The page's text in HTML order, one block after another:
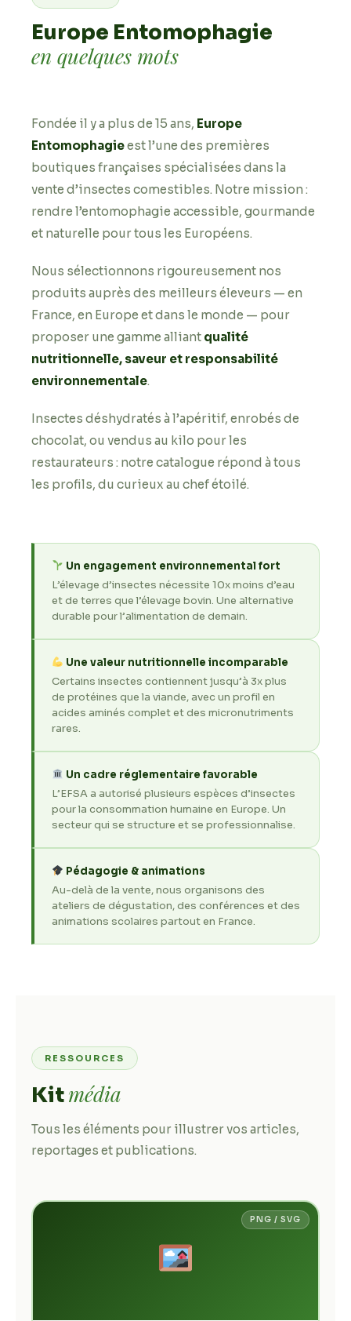
Europe Entomophagie
en quelques mots
Fondée il y a plus de 15 ans, Europe
Entomophagieest l’une des premières
boutiques françaises spécialisées dans la
vente d’insectes comestibles. Notre mission :
rendre l’entomophagie accessible, gourmande
et naturelle pour tous les Européens.
Nous sélectionnons rigoureusement nos
produits auprès des meilleurs éleveurs — en
France, en Europe et dans le monde — pour
proposer une gamme alliant qualité
nutritionnelle, saveur et responsabilité
environnementale.
Insectes déshydratés à l’apéritif, enrobés de
chocolat, ou vendus au kilo pour les
restaurateurs : notre catalogue répond à tous
les profils, du curieux au chef étoilé.
Un engagement environnemental fort
L’élevage d’insectes nécessite 10x moins d’eau
et de terres que l’élevage bovin. Une alternative
durable pour l’alimentation de demain.
Une valeur nutritionnelle incomparable
Certains insectes contiennent jusqu’à 3x plus
de protéines que la viande, avec un profil en
acides aminés complet et des micronutriments
rares.
Un cadre réglementaire favorable
L’EFSA a autorisé plusieurs espèces d’insectes
pour la consommation humaine en Europe. Un
secteur qui se structure et se professionnalise.
Pédagogie & animations
Au-delà de la vente, nous organisons des
ateliers de dégustation, des conférences et des
animations scolaires partout en France.
RESSOURCES
Kitmédia
Tous les éléments pour illustrer vos articles,
reportages et publications.
PNG / SVG